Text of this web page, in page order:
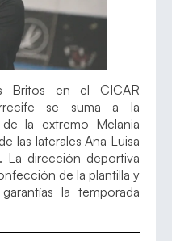
Britos en el CICAR
se suma a la
la extremo Melania
las laterales Ana Luisa
La dirección deportiva
de la plantilla y
la temporada